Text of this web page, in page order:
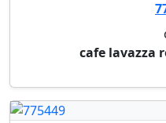
machine